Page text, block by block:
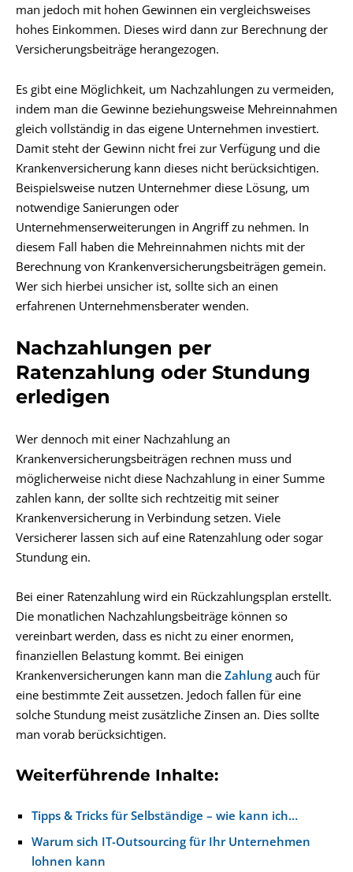
man jedoch mit hohen Gewinnen ein vergleichsweises
hohes Einkommen. Dieses wird dann zur Berechnung der
Versicherungsbeiträge herangezogen.
Es gibt eine Möglichkeit, um Nachzahlungen zu vermeiden,
indem man die Gewinne beziehungsweise Mehreinnahmen
gleich vollständig in das eigene Unternehmen investiert.
Damit steht der Gewinn nicht frei zur Verfügung und die
Krankenversicherung kann dieses nicht berücksichtigen.
Beispielsweise nutzen Unternehmer diese Lösung, um
notwendige Sanierungen oder
Unternehmenserweiterungen in Angriff zu nehmen. In
diesem Fall haben die Mehreinnahmen nichts mit der
Berechnung von Krankenversicherungsbeiträgen gemein.
Wer sich hierbei unsicher ist, sollte sich an einen
erfahrenen Unternehmensberater wenden.
Nachzahlungen per
Ratenzahlung oder Stundung
erledigen
Wer dennoch mit einer Nachzahlung an
Krankenversicherungsbeiträgen rechnen muss und
möglicherweise nicht diese Nachzahlung in einer Summe
zahlen kann, der sollte sich rechtzeitig mit seiner
Krankenversicherung in Verbindung setzen. Viele
Versicherer lassen sich auf eine Ratenzahlung oder sogar
Stundung ein.
Bei einer Ratenzahlung wird ein Rückzahlungsplan erstellt.
Die monatlichen Nachzahlungsbeiträge können so
vereinbart werden, dass es nicht zu einer enormen,
finanziellen Belastung kommt. Bei einigen
Krankenversicherungen kann man die Zahlung auch für
eine bestimmte Zeit aussetzen. Jedoch fallen für eine
solche Stundung meist zusätzliche Zinsen an. Dies sollte
man vorab berücksichtigen.
Weiterführende Inhalte:
Tipps & Tricks für Selbständige – wie kann ich…
Warum sich IT-Outsourcing für Ihr Unternehmen
lohnen kann